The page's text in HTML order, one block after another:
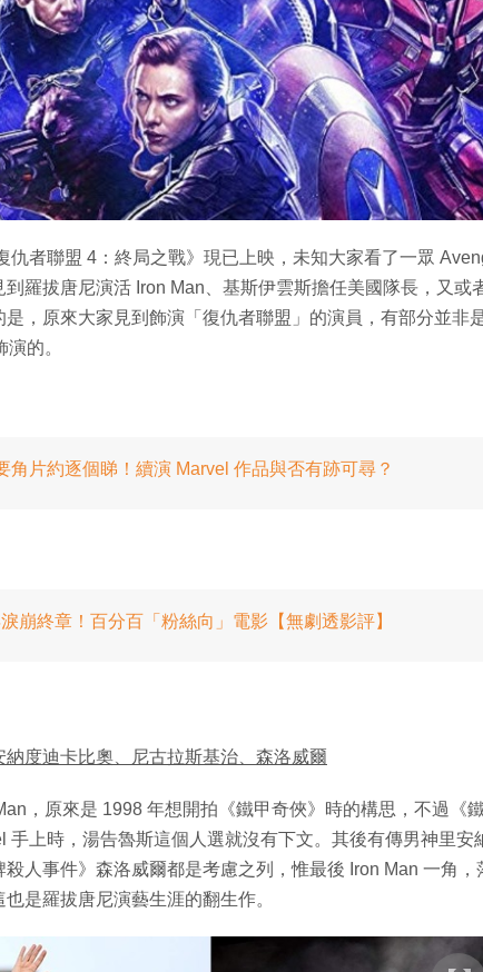
仇者聯盟 4：終局之戰》現已上映，未知大家看了一眾
羅拔唐尼演活 Iron Man、基斯伊雲斯擔任美國隊長，又或
，原來大家見到飾演「復仇者聯盟」的演員，有部分並非
的。
角片約逐個睇！續演 Marvel 作品與否有跡可尋？
崩終章！百分百「粉絲向」電影【無劇透影評】
度迪卡比奧、尼古拉斯基治、森洛威爾
，原來是 1998 年想開拍《鐵甲奇俠》時的構思，不過《
手上時，湯告魯斯這個人選就沒有下文。其後有傳男神里安
人事件》森洛威爾都是考慮之列，惟最後 Iron Man 一角，
是羅拔唐尼演藝生涯的翻生作。